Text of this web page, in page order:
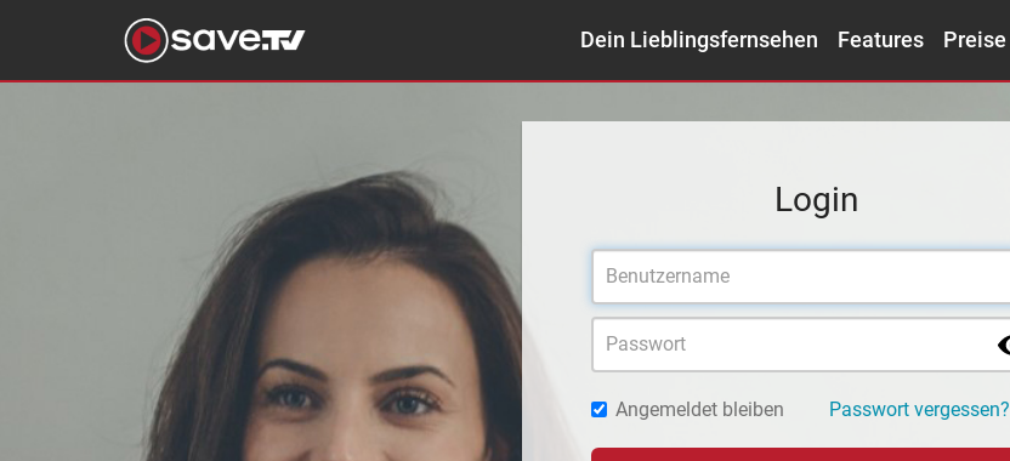
Dein Lieblingsfernsehen Features Preise
Login
Angemeldet bleiben Passwort vergessen?